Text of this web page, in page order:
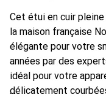
Cet étui en cuir
la maison française
élégante pour votre
années par des
idéal pour votre
délicatement